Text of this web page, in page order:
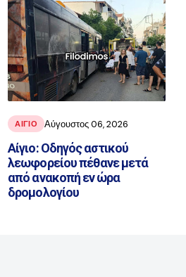
ΑΙΓΙΟ Αύγουστος 06, 2026
Αίγιο: Οδηγός αστικού
λεωφορείου πέθανε μετά
από ανακοπή εν ώρα
δρομολογίου